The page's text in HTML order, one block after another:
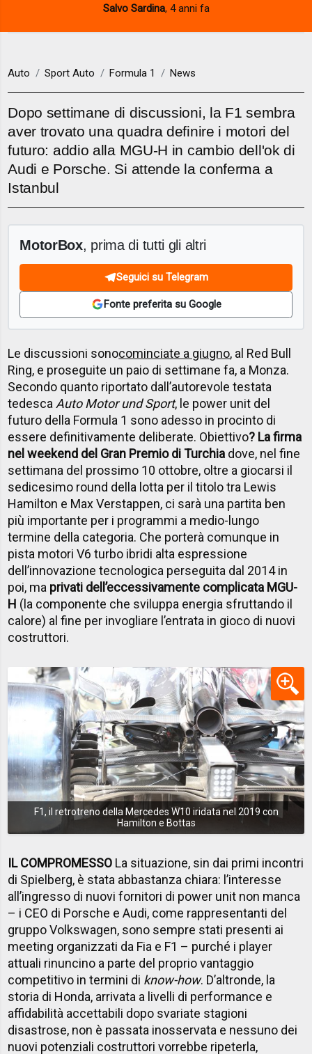
Salvo Sardina, 4 anni fa
Auto Sport Auto Formula 1 News
Dopo settimane di discussioni, la F1 sembra
aver trovato una quadra definire i motori del
futuro: addio alla MGU-H in cambio dell'ok di
Audi e Porsche. Si attende la conferma a
Istanbul
MotorBox, prima di tutti gli altri
Seguici su Telegram
Fonte preferita su Google
Le discussioni sonocominciate a giugno, al Red Bull
Ring, e proseguite un paio di settimane fa, a Monza.
Secondo quanto riportato dall’autorevole testata
tedescaAuto Motor und Sport, le power unit del
futuro della Formula 1 sono adesso in procinto di
essere definitivamente deliberate. Obiettivo? La firma
nel weekend del Gran Premio di Turchia dove, nel fine
settimana del prossimo 10 ottobre, oltre a giocarsi il
sedicesimo round della lotta per il titolo tra Lewis
Hamilton e Max Verstappen, ci sarà una partita ben
più importante per i programmi a medio-lungo
termine della categoria. Che porterà comunque in
pista motori V6 turbo ibridi alta espressione
dell’innovazione tecnologica perseguita dal 2014 in
poi, ma privati dell’eccessivamente complicata MGU-
H (la componente che sviluppa energia sfruttando il
calore) al fine per invogliare l’entrata in gioco di nuovi
costruttori.
F1, il retrotreno della Mercedes W10 iridata nel 2019 con
Hamilton e Bottas
IL COMPROMESSO La situazione, sin dai primi incontri
di Spielberg, è stata abbastanza chiara: l’interesse
all’ingresso di nuovi fornitori di power unit non manca
– i CEO di Porsche e Audi, come rappresentanti del
gruppo Volkswagen, sono sempre stati presenti ai
meeting organizzati da Fia e F1 – purché i player
attuali rinuncino a parte del proprio vantaggio
competitivo in termini di know-how. D’altronde, la
storia di Honda, arrivata a livelli di performance e
affidabilità accettabili dopo svariate stagioni
disastrose, non è passata inosservata e nessuno dei
nuovi potenziali costruttori vorrebbe ripeterla,